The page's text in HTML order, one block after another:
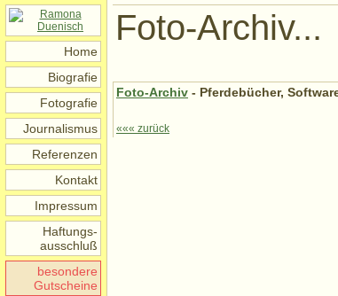
Home
Biografie
Fotografie
Journalismus
Referenzen
Kontakt
Impressum
Haftungs-
ausschluß
besondere
Gutscheine
Foto-Archiv...
Foto-Archiv - Pferdebücher,
««« zurück